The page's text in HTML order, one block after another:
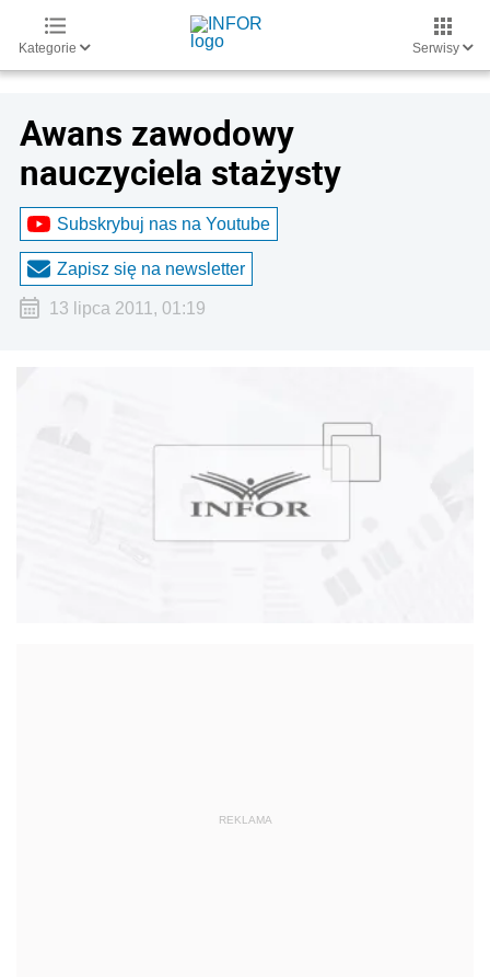
Kategorie Serwisy
Awans zawodowy
nauczyciela stażysty
Subskrybuj nas na Youtube
Zapisz się na newsletter
13 lipca 2011, 01:19